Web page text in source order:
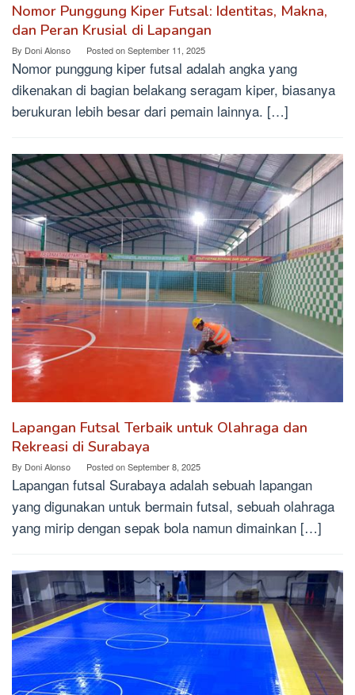
Nomor Punggung Kiper Futsal: Identitas, Makna,
dan Peran Krusial di Lapangan
By Doni Alonso Posted onSeptember 11, 2025
Nomor punggung kiper futsal adalah angka yang
dikenakan di bagian belakang seragam kiper, biasanya
berukuran lebih besar dari pemain lainnya. […]
Lapangan Futsal Terbaik untuk Olahraga dan
Rekreasi di Surabaya
By Doni Alonso Posted onSeptember 8, 2025
Lapangan futsal Surabaya adalah sebuah lapangan
yang digunakan untuk bermain futsal, sebuah olahraga
yang mirip dengan sepak bola namun dimainkan […]